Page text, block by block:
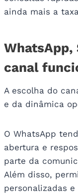
ainda mais a
WhatsApp,
canal
A escolha do
e da dinâmica
O WhatsApp
abertura e
parte da
Além disso,
personalizadas